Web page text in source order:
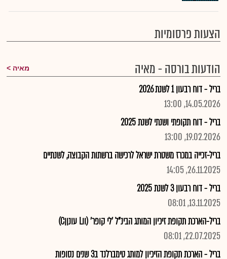
הצעות פרסומיות
הודעות בורסה - מאיה
מאיה
בריל - דוח רבעון 1 לשנת 2026
14.05.2026, 13:00
בריל - דוח תקופתי ושנתי לשנת 2025
19.02.2026, 13:00
בריל-זכייה במכרז משטרת ישראל לרכישה ברשתות הקבוצה, לשנתיים
26.11.2025, 14:05
בריל - דוח רבעון 3 לשנת 2025
13.11.2025, 08:01
בריל-הארכת תקופת זיכיון המותג הבינ"ל 'לי קופר' (ווL עונןןC)
22.07.2025, 08:01
בריל - הארכת תקופת הזיכיון למותג טימברלנד ב3 שנים נסופות